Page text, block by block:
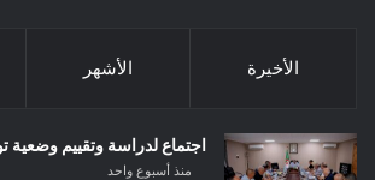
الأخيرة الأشهر
اجتماع لدراسة وتقييم وضعية
منذ أسبوع واحد